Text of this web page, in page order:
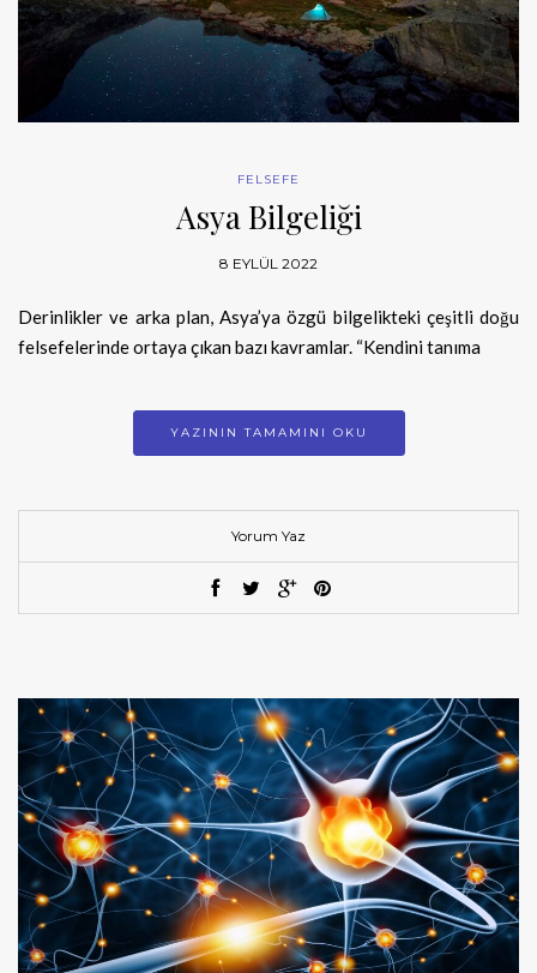
FELSEFE
Asya Bilgeliği
8 EYLÜL 2022
Derinlikler ve arka plan, Asya’ya özgü bilgelikteki çeşitli doğu
felsefelerinde ortaya çıkan bazı kavramlar. “Kendini tanıma
YAZININ TAMAMINI OKU
Yorum Yaz